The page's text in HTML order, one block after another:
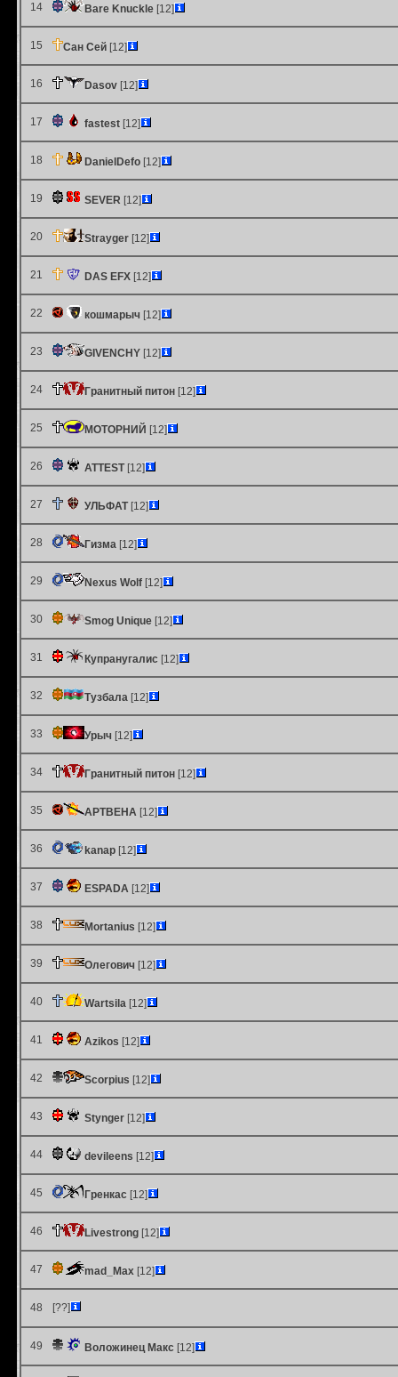
14 Bare Knuckle [12]
15 Сан Сей [12]
16 Dasov [12]
17 fastest [12]
18 DanielDefo [12]
19 SEVER [12]
20 Strayger [12]
21 DAS EFX [12]
22 кошмарыч [12]
23 GIVENCHY [12]
24 Гранитный питон [12]
25 МОТОРНИЙ [12]
26 ATTEST[12]
27 УЛЬФАТ[12]
28 Гизма [12]
29 Nexus Wolf [12]
30 Smog Unique [12]
31 Купранугалис [12]
32 Тузбала [12]
33 Урыч [12]
34 Гранитный питон [12]
35 АРТВЕНА [12]
36 kanap [12]
37 ESPADA [12]
38 Mortanius [12]
39 Олегович [12]
40 Wartsila [12]
41 Azikos [12]
42 Scorpius [12]
43 Stynger [12]
44 devileens [12]
45 Гренкас [12]
46 Livestrong [12]
47 mad_Max [12]
48 [??]
49 Воложинец Макс [12]